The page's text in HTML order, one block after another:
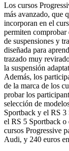
Los cursos
más avanzado, que
incorporan en el
permiten comprobar
de suspensiones y
diseñada para
trazado muy
la suspensión
Además, los
de la marca de los
probar los
selección de
Sportback y el RS
el RS 5 Sportback
cursos Progressive
Audi, y 240 euros